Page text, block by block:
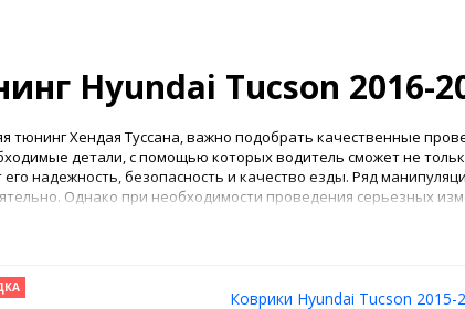
Hyundai Tucson 2016-
тюнинг Хендая Туссана, важно подобрать качественные
детали, с помощью которых водитель сможет не
его надежность, безопасность и качество езды. Ряд
Однако при необходимости проведения серьезных
Коврики Hyundai Tucson